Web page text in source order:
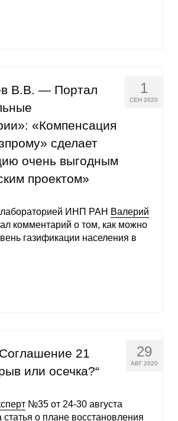
1
СЕН 2020
В.В. — Портал
«Компенсация
сделает
очень выгодным
проектом»
ИНП РАН Валерий
комментарий о том, как можно
газификации населения в
29
АВГ 2020
21
или осечка?“
№35 от 24-30 августа
статья о плане восстановления